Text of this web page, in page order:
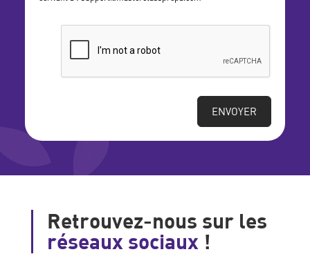
ENVOYER
Retrouvez-nous sur les
réseaux sociaux !